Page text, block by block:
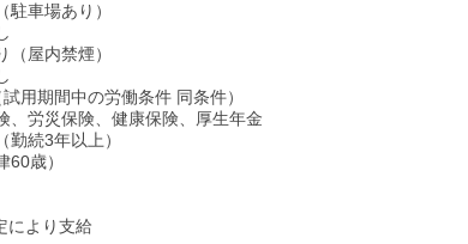
駐車場あり）
（屋内禁煙）
用期間中の労働条件 同条件）
、労災保険、健康保険、厚生年金
勤続3年以上）
60歳）
により支給